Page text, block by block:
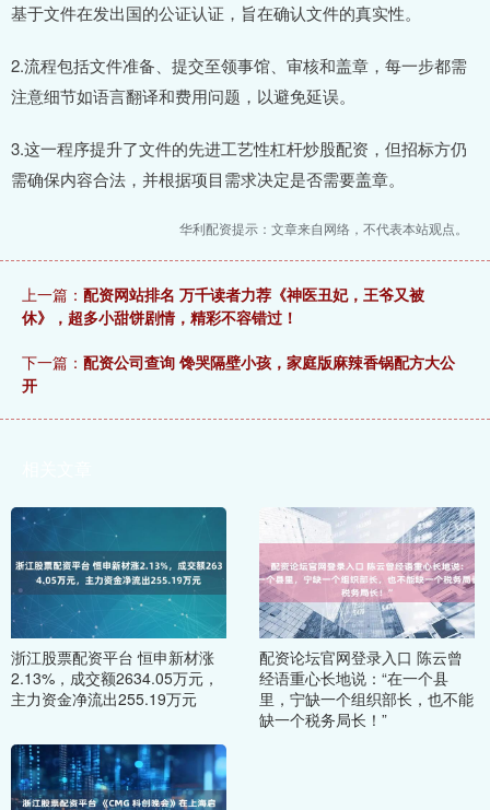
基于文件在发出国的公证认证，旨在确认文件的真实性。
2.流程包括文件准备、提交至领事馆、审核和盖章，每一步都需
注意细节如语言翻译和费用问题，以避免延误。
3.这一程序提升了文件的先进工艺性杠杆炒股配资，但招标方仍
需确保内容合法，并根据项目需求决定是否需要盖章。
华利配资提示：文章来自网络，不代表本站观点。
上一篇： 配资网站排名 万千读者力荐《神医丑妃，王爷又被
休》，超多小甜饼剧情，精彩不容错过！
下一篇： 配资公司查询 馋哭隔壁小孩，家庭版麻辣香锅配方大公
开
浙江股票配资平台 恒申新材涨
2.13%，成交额2634.05万元，
主力资金净流出255.19万元
配资论坛官网登录入口 陈云曾
经语重心长地说：“在一个县
里，宁缺一个组织部长，也不能
缺一个税务局长！”